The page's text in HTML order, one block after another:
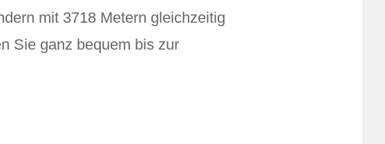
mit 3718 Metern gleichzeitig
Sie ganz bequem bis zur